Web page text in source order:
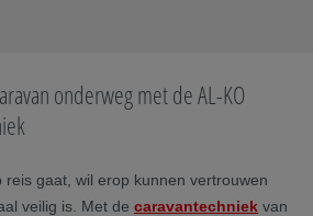
onderweg met de AL-KO
gaat, wil erop kunnen vertrouwen
veilig is. Met de caravantechniek van